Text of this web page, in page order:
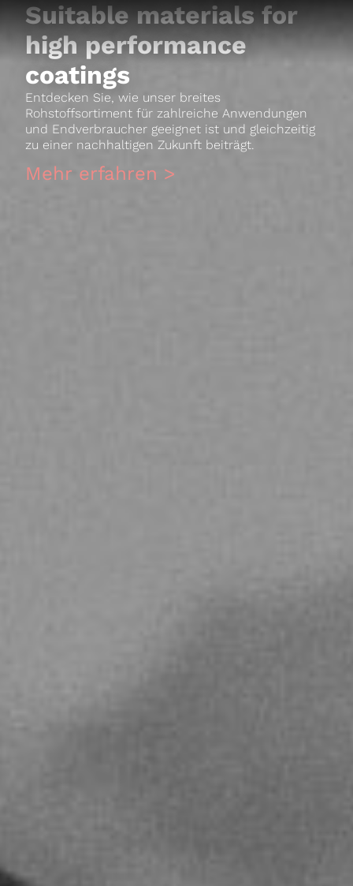
Suitable materials for
high performance
coatings​
Entdecken Sie, wie unser breites
Rohstoffsortiment für zahlreiche Anwendungen
und Endverbraucher geeignet ist und gleichzeitig
zu einer nachhaltigen Zukunft beiträgt.
Mehr erfahren >